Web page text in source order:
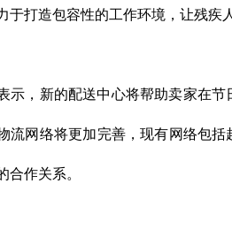
于打造包容性的工作环境，让残疾
示，新的配送中心将帮助卖家在
流网络将更加完善，现有网络包
合作关系。